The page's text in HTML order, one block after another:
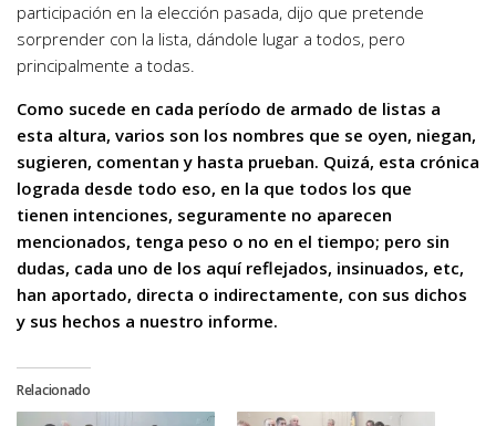
participación en la elección pasada, dijo que pretende
sorprender con la lista, dándole lugar a todos, pero
principalmente a todas.
Como sucede en cada período de armado de listas a
esta altura, varios son los nombres que se oyen, niegan,
sugieren, comentan y hasta prueban. Quizá, esta crónica
lograda desde todo eso, en la que todos los que
tienen intenciones, seguramente no aparecen
mencionados, tenga peso o no en el tiempo; pero sin
dudas, cada uno de los aquí reflejados, insinuados, etc,
han aportado, directa o indirectamente, con sus dichos
y sus hechos a nuestro informe.
Relacionado